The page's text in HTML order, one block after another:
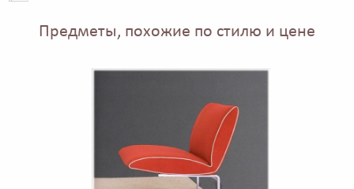
Предметы, похожие по стилю и цене